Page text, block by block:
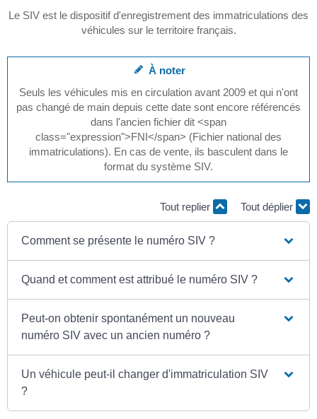
Le SIV est le dispositif d'enregistrement des immatriculations des
véhicules sur le territoire français.
À noter
Seuls les véhicules mis en circulation avant 2009 et qui n'ont
pas changé de main depuis cette date sont encore référencés
dans l'ancien fichier dit <span
class="expression">FNI</span> (Fichier national des
immatriculations). En cas de vente, ils basculent dans le
format du système SIV.
Tout replier Tout déplier
Comment se présente le numéro SIV ?
Quand et comment est attribué le numéro SIV ?
Peut-on obtenir spontanément un nouveau
numéro SIV avec un ancien numéro ?
Un véhicule peut-il changer d'immatriculation SIV
?